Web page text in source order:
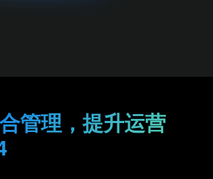
管理，提升运营